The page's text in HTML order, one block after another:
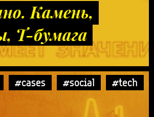
Камень,
Т-бумага
#cases #social #tech